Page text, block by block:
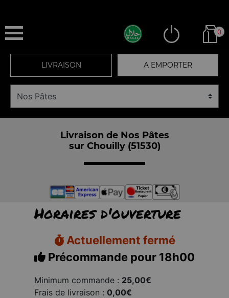
0
LIVRAISON A EMPORTER
Livraison de Nos Pâtes
sur Chouilly (51530)
Horaires d'ouverture
Actuellement fermé
Précommande pour 18h00
Minimum commande : 25,00€
Frais de livraison : 0,00€